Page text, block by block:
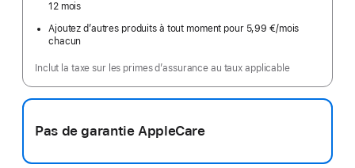
12 mois
Ajoutez d’autres produits à tout moment pour 5,99 €/mois
chacun
Inclut la taxe sur les primes d’assurance au taux applicable
Pas de garantie AppleCare